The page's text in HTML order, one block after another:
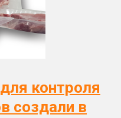
контроля
создали в